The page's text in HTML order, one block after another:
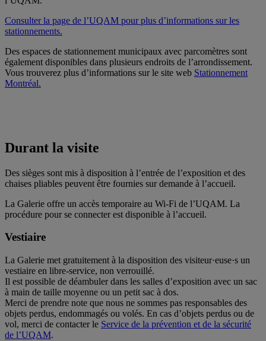
Consulter la page de l’UQAM pour plus d’informations sur les
stationnements.
Des espaces de stationnement municipaux avec parcomètres sont
également disponibles dans plusieurs endroits de l’arrondissement.
Vous trouverez plus d’informations sur le site web Stationnement
Montréal.
Durant la visite
Des sièges sont mis à disposition à l’entrée de l’exposition et des
chaises pliables peuvent être fournies sur demande à l’accueil.
La Galerie offre un accès temporaire au Wi-Fi de l’UQAM. La
procédure pour se connecter est disponible à l’accueil.
Vestiaire
La Galerie met gratuitement à la disposition des visiteur·euse·s un
vestiaire en libre-service, non verrouillé.
Il est possible de déambuler dans les salles d’exposition avec un sac
à main de taille moyenne ou un petit sac à dos.
Merci de prendre note que nous ne sommes pas responsables des
objets perdus, endommagés ou volés. En cas d’objets perdus ou de
vol, merci de contacter le Service de la prévention et de la sécurité
de l’UQAM.